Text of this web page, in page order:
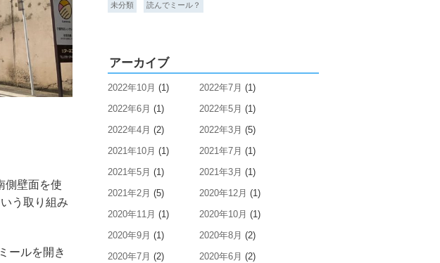
側壁面を使
う取り組み
ールを開き
未分類 読んでミール？
アーカイブ
2022年10月 (1) 2022年7月 (1)
2022年6月 (1) 2022年5月 (1)
2022年4月 (2) 2022年3月 (5)
2021年10月 (1) 2021年7月 (1)
2021年5月 (1) 2021年3月 (1)
2021年2月 (5) 2020年12月 (1)
2020年11月 (1) 2020年10月 (1)
2020年9月 (1) 2020年8月 (2)
2020年7月 (2) 2020年6月 (2)